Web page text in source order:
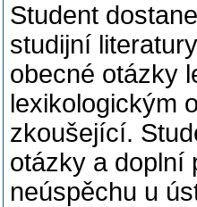
Student
studijní
obecné otázky
lexikologickým
zkoušející.
otázky a doplní
neúspěchu u